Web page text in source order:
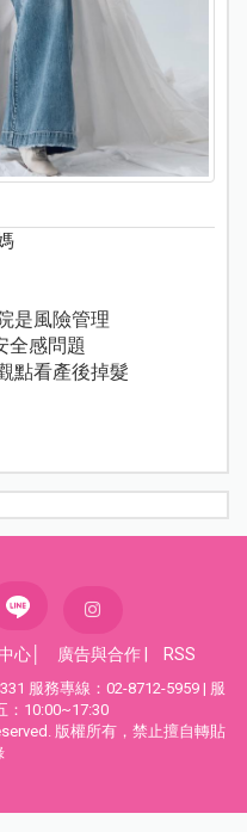
是風險管理
全感問題
點看產後掉髮
心 廣告與合作 RSS
服務專線：02-8712-5959 | 服
：10:00~17:30
版權所有，禁止擅自轉貼